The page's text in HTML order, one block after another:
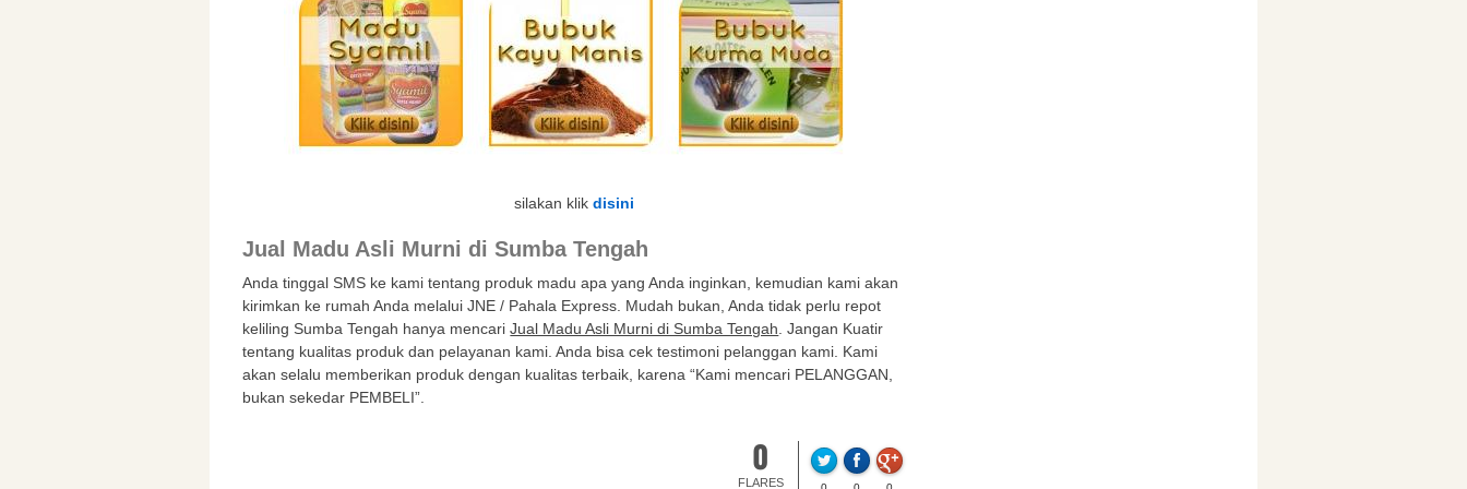
silakan klik disini
Jual Madu Asli Murni di Sumba Tengah
Anda tinggal SMS ke kami tentang produk madu apa yang Anda inginkan, kemudian kami akan
kirimkan ke rumah Anda melalui JNE / Pahala Express. Mudah bukan, Anda tidak perlu repot
keliling Sumba Tengah hanya mencariJual Madu Asli Murni di Sumba Tengah . Jangan Kuatir
tentang kualitas produk dan pelayanan kami. Anda bisa cek testimoni pelanggan kami. Kami
akan selalu memberikan produk dengan kualitas terbaik, karena “Kami mencari PELANGGAN,
bukan sekedar PEMBELI”.
0
FLARES